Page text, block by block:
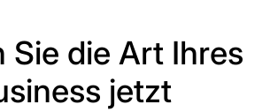
Sie die Art Ihres
jetzt